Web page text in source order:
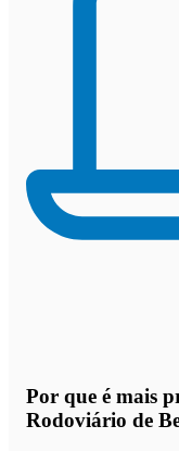
Por que é mais
Rodoviário de